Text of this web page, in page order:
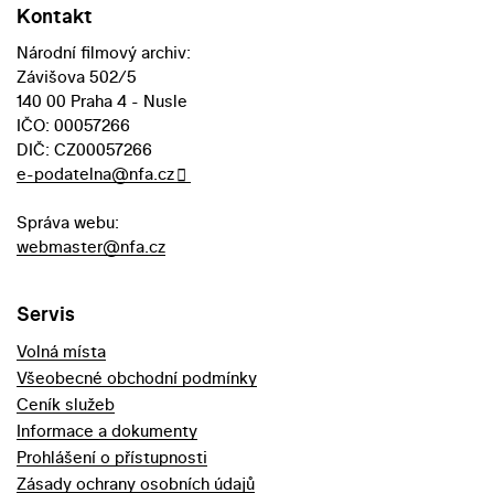
Kontakt
Národní filmový archiv:
Závišova 502/5
140 00 Praha 4 - Nusle
IČO: 00057266
DIČ: CZ00057266
e-podatelna@nfa.cz
Správa webu:
webmaster@nfa.cz
Servis
Volná místa
Všeobecné obchodní podmínky
Ceník služeb
Informace a dokumenty
Prohlášení o přístupnosti
Zásady ochrany osobních údajů